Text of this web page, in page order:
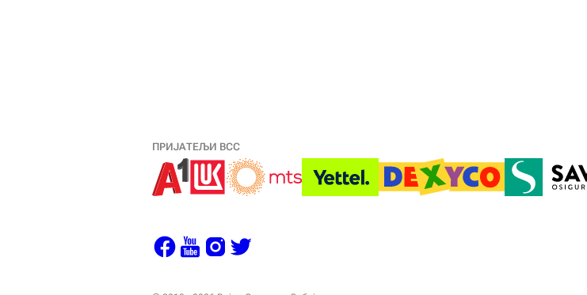
ПРИЈАТЕЉИ ВСС